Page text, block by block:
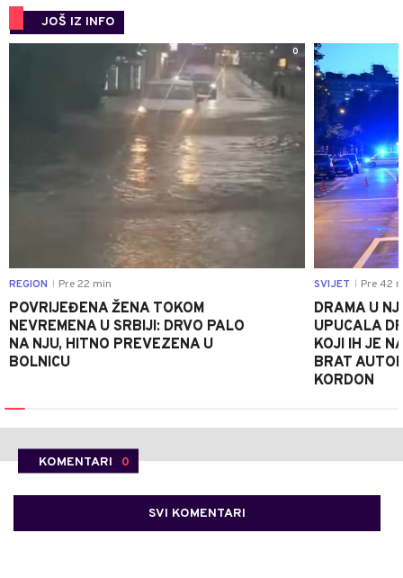
JOŠ IZ INFO
0
REGION Pre 22 min
POVRIJEĐENA ŽENA TOKOM
NEVREMENA U SRBIJI: DRVO PALO
NA NJU, HITNO PREVEZENA U
BOLNICU
SVIJET Pre 42
DRAMA U
UPUCALA
KOJI IH JE
BRAT
KORDON
KOMENTARI 0
SVI KOMENTARI